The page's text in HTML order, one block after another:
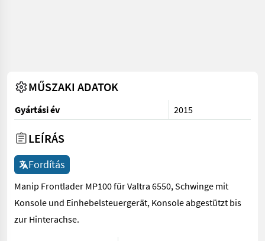
MŰSZAKI ADATOK
Gyártási év 2015
LEÍRÁS
Fordítás
Manip Frontlader MP100 für Valtra 6550, Schwinge mit
Konsole und Einhebelsteuergerät, Konsole abgestützt bis
zur Hinterachse.